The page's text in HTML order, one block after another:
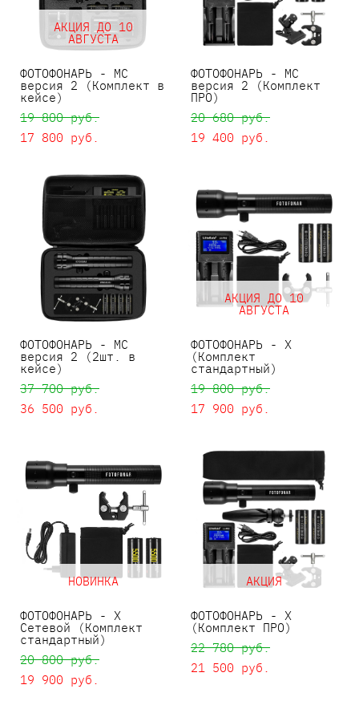
АКЦИЯ ДО 10
АВГУСТА
ФОТОФОНАРЬ - MC
версия 2 (Комплект в
кейсе)
19 800 pуб.
17 800 pуб.
ФОТОФОНАРЬ - MC
версия 2 (Комплект
ПРО)
20 680 pуб.
19 400 pуб.
ФОТОФОНАРЬ - MC
версия 2 (2шт. в
кейсе)
37 700 pуб.
36 500 pуб.
АКЦИЯ ДО 10
АВГУСТА
ФОТОФОНАРЬ - X
(Комплект
стандартный)
19 800 pуб.
17 900 pуб.
НОВИНКА
ФОТОФОНАРЬ - X
Сетевой (Комплект
стандартный)
20 800 pуб.
19 900 pуб.
АКЦИЯ
ФОТОФОНАРЬ - X
(Комплект ПРО)
22 780 pуб.
21 500 pуб.